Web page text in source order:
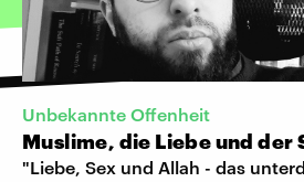
Unbekannte Offenheit
Muslime, die Liebe und der
"Liebe, Sex und Allah - das